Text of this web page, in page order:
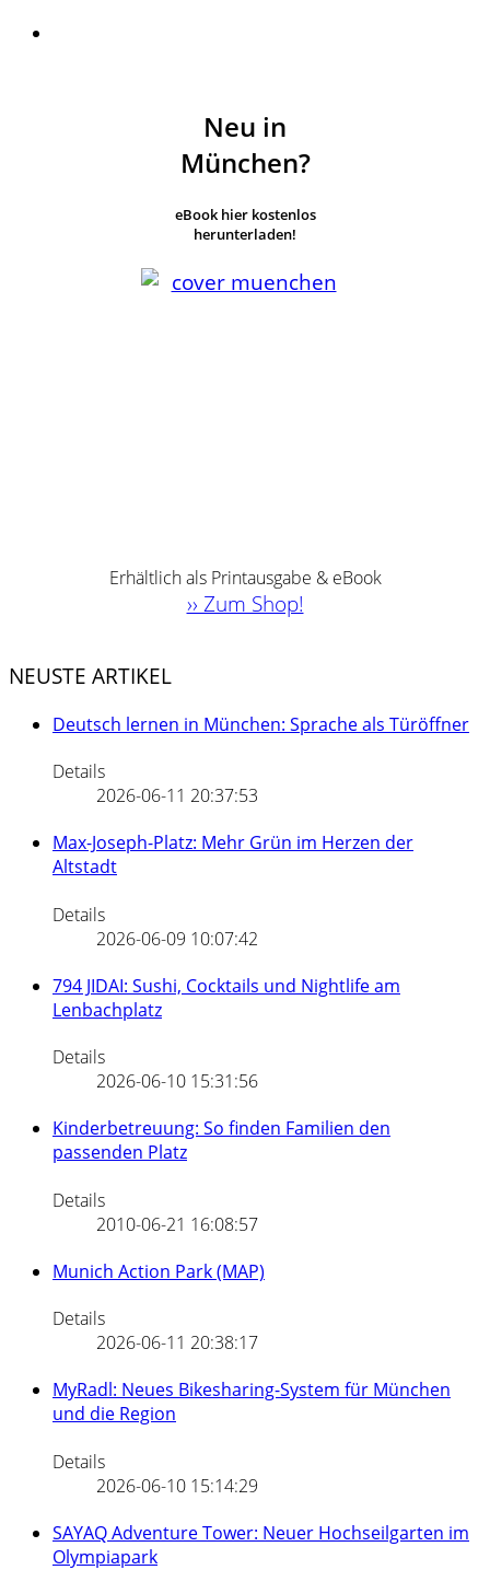
Neu in
München?
eBook hier kostenlos
herunterladen!
Erhältlich als Printausgabe & eBook
›› Zum Shop!
NEUSTE ARTIKEL
Deutsch lernen in München: Sprache als Türöffner
Details
2026-06-11 20:37:53
Max-Joseph-Platz: Mehr Grün im Herzen der
Altstadt
Details
2026-06-09 10:07:42
794 JIDAI: Sushi, Cocktails und Nightlife am
Lenbachplatz
Details
2026-06-10 15:31:56
Kinderbetreuung: So finden Familien den
passenden Platz
Details
2010-06-21 16:08:57
Munich Action Park (MAP)
Details
2026-06-11 20:38:17
MyRadl: Neues Bikesharing-System für München
und die Region
Details
2026-06-10 15:14:29
SAYAQ Adventure Tower: Neuer Hochseilgarten im
Olympiapark